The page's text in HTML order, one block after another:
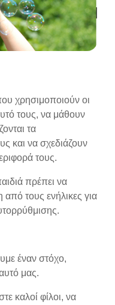
χρησιμοποιούν οι
τους, να μάθουν
τα
και να σχεδιάζουν
τους.
πρέπει να
τους ενήλικες για
έναν στόχο,
μας.
καλοί φίλοι, να